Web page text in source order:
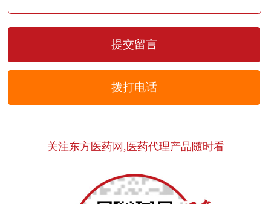
拨打电话
关注东方医药网,医药代理产品随时看